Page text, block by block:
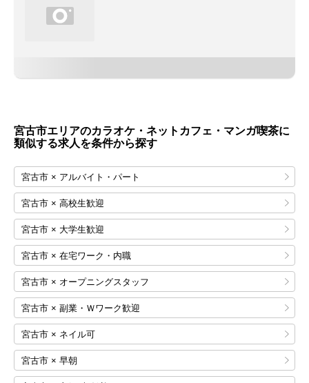
宮古市エリアのカラオケ・ネットカフェ・マンガ喫茶に
類似する求人を条件から探す
宮古市 × アルバイト・パート
宮古市 × 高校生歓迎
宮古市 × 大学生歓迎
宮古市 × 在宅ワーク・内職
宮古市 × オープニングスタッフ
宮古市 × 副業・Ｗワーク歓迎
宮古市 × ネイル可
宮古市 × 早朝